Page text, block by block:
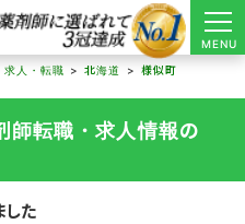
MENU
求人・転職 北海道 様似町
師転職・求人情報の
した